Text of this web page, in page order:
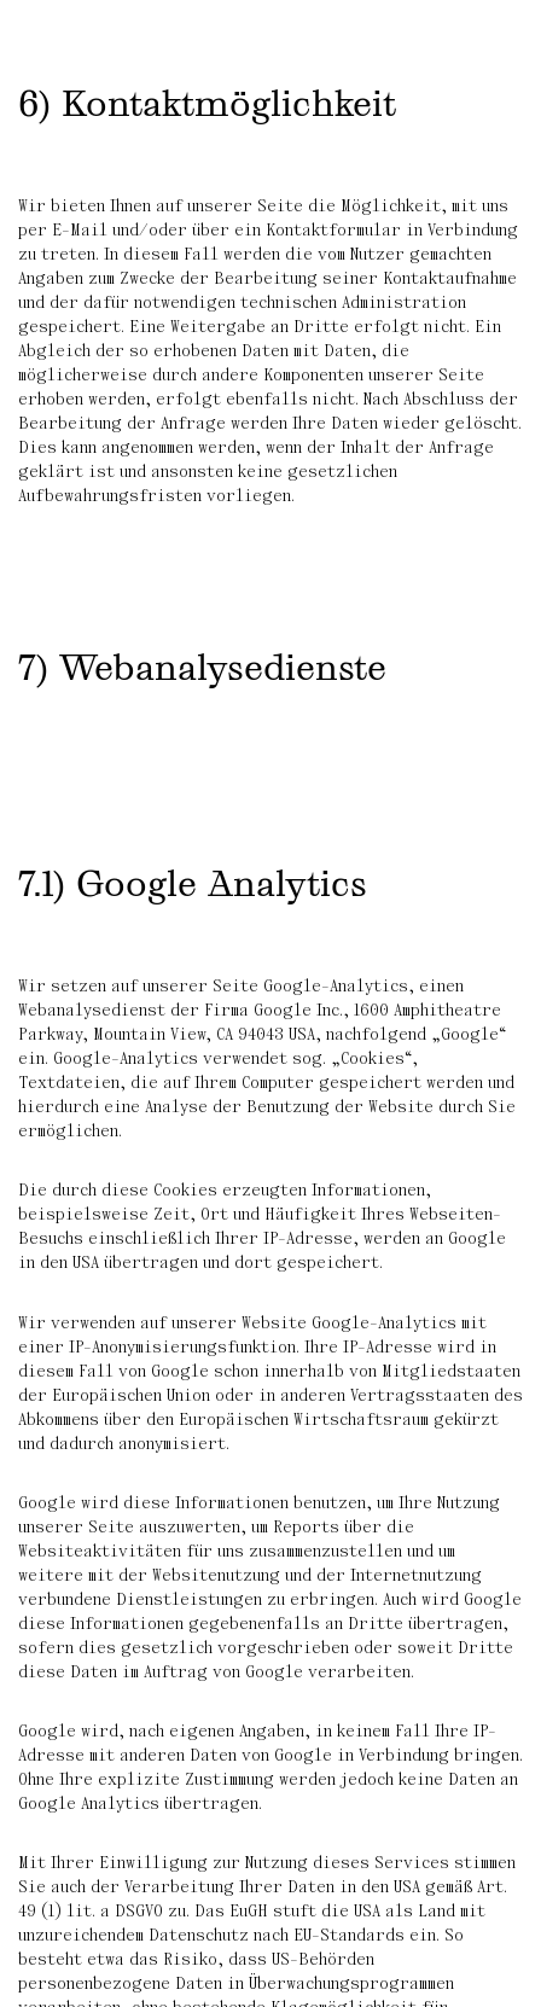
6) Kontaktmöglichkeit
Wir bieten Ihnen auf unserer Seite die Möglichkeit, mit uns
per E-Mail und/oder über ein Kontaktformular in Verbindung
zu treten. In diesem Fall werden die vom Nutzer gemachten
Angaben zum Zwecke der Bearbeitung seiner Kontaktaufnahme
und der dafür notwendigen technischen Administration
gespeichert. Eine Weitergabe an Dritte erfolgt nicht. Ein
Abgleich der so erhobenen Daten mit Daten, die
möglicherweise durch andere Komponenten unserer Seite
erhoben werden, erfolgt ebenfalls nicht. Nach Abschluss der
Bearbeitung der Anfrage werden Ihre Daten wieder gelöscht.
Dies kann angenommen werden, wenn der Inhalt der Anfrage
geklärt ist und ansonsten keine gesetzlichen
Aufbewahrungsfristen vorliegen.
7) Webanalysedienste
7.1) Google Analytics
Wir setzen auf unserer Seite Google-Analytics, einen
Webanalysedienst der Firma Google Inc., 1600 Amphitheatre
Parkway, Mountain View, CA 94043 USA, nachfolgend „Google“
ein. Google-Analytics verwendet sog. „Cookies“,
Textdateien, die auf Ihrem Computer gespeichert werden und
hierdurch eine Analyse der Benutzung der Website durch Sie
ermöglichen.
Die durch diese Cookies erzeugten Informationen,
beispielsweise Zeit, Ort und Häufigkeit Ihres Webseiten-
Besuchs einschließlich Ihrer IP-Adresse, werden an Google
in den USA übertragen und dort gespeichert.
Wir verwenden auf unserer Website Google-Analytics mit
einer IP-Anonymisierungsfunktion. Ihre IP-Adresse wird in
diesem Fall von Google schon innerhalb von Mitgliedstaaten
der Europäischen Union oder in anderen Vertragsstaaten des
Abkommens über den Europäischen Wirtschaftsraum gekürzt
und dadurch anonymisiert.
Google wird diese Informationen benutzen, um Ihre Nutzung
unserer Seite auszuwerten, um Reports über die
Websiteaktivitäten für uns zusammenzustellen und um
weitere mit der Websitenutzung und der Internetnutzung
verbundene Dienstleistungen zu erbringen. Auch wird Google
diese Informationen gegebenenfalls an Dritte übertragen,
sofern dies gesetzlich vorgeschrieben oder soweit Dritte
diese Daten im Auftrag von Google verarbeiten.
Google wird, nach eigenen Angaben, in keinem Fall Ihre IP-
Adresse mit anderen Daten von Google in Verbindung bringen.
Ohne Ihre explizite Zustimmung werden jedoch keine Daten an
Google Analytics übertragen.
Mit Ihrer Einwilligung zur Nutzung dieses Services stimmen
Sie auch der Verarbeitung Ihrer Daten in den USA gemäß Art.
49 (1) lit. a DSGVO zu. Das EuGH stuft die USA als Land mit
unzureichendem Datenschutz nach EU-Standards ein. So
besteht etwa das Risiko, dass US-Behörden
personenbezogene Daten in Überwachungsprogrammen